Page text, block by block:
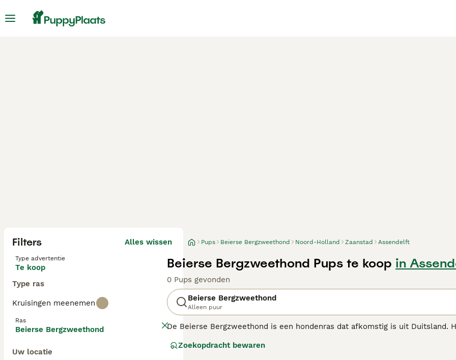
Filters Alles wissen
Type advertentie
Te koop
Type ras
Kruisingen meenemen
Ras
Beierse Bergzweethond
Uw locatie
Pups Beierse Bergzweethond Noord-Holland Zaanstad Assendelft
Beierse Bergzweethond Pups te koop in
0 Pups gevonden
Beierse Bergzweethond
Alleen puur
De Beierse Bergzweethond is een hondenras dat afkomstig is uit
wordt ook vaak aangeduid als Bayrischer Gebirgsschweishund, vooral in zijn
Zoekopdracht bewaren